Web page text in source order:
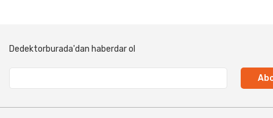
Dedektorburada'dan haberdar ol